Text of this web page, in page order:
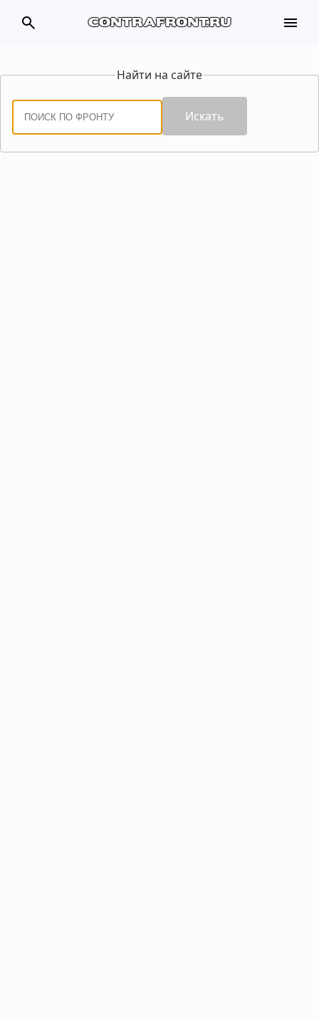
search contrafront.ru menu
Найти на сайте
Искать